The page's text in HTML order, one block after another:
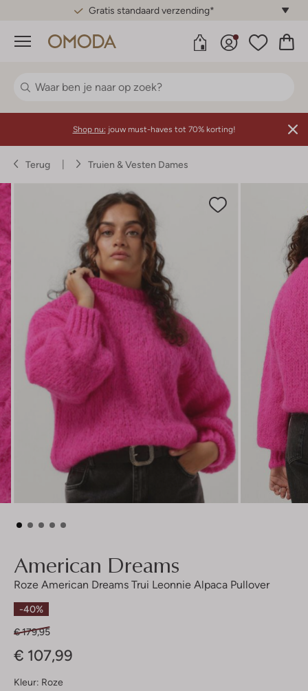
Gratis standaard verzending*
Menu
Shop nu: jouw must-haves tot 70% korting!
Terug Truien & Vesten Dames
American Dreams
Roze American Dreams Trui Leonnie Alpaca Pullover
-40%
€ 179,95
€ 107,99
Kleur: Roze